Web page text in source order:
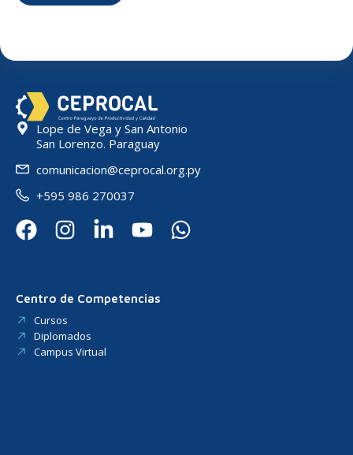
Lope de Vega y San Antonio
San Lorenzo. Paraguay
comunicacion@ceprocal.org.py
+595 986 270037
Centro de Competencias
Cursos
Diplomados
Campus Virtual